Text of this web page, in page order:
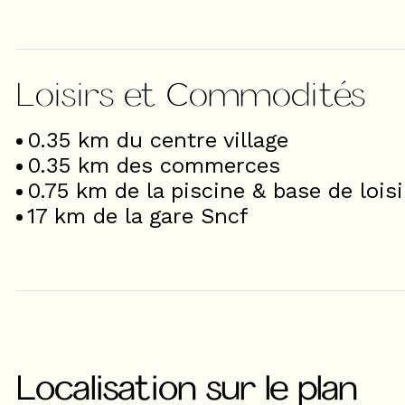
Loisirs et Commodités
0.35 km du centre village
0.35 km des commerces
0.75 km de la piscine & base de
17 km de la gare Sncf
Localisation sur le plan